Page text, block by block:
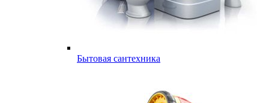
Бытовая сантехника